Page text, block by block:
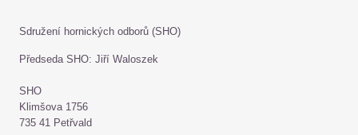
Sdružení hornických odborů (SHO)
Předseda SHO: Jiří Waloszek
SHO
Klimšova 1756
735 41 Petřvald